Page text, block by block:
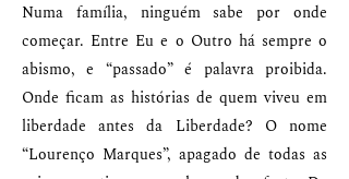
Numa família, ninguém sabe por onde
começar. Entre Eu e o Outro há sempre o
abismo, e “passado” é palavra proibida.
Onde ficam as histórias de quem viveu em
liberdade antes da Liberdade? O nome
“Lourenço Marques”, apagado de todas as